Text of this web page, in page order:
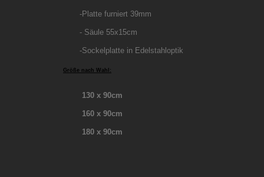
-Platte furniert 39mm
- Säule 55x15cm
-Sockelplatte in Edelstahloptik
Größe nach Wahl:
130 x 90cm
160 x 90cm
180 x 90cm